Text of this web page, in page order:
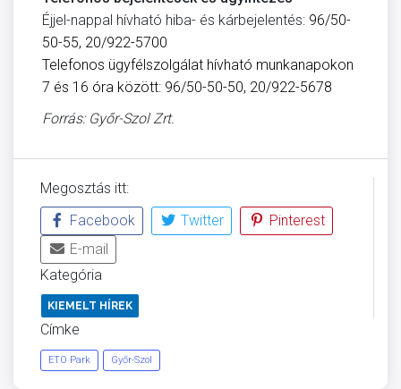
Éjjel-nappal hívható hiba- és kárbejelentés: 96/50-
50-55, 20/922-5700
Telefonos ügyfélszolgálat hívható munkanapokon
7 és 16 óra között: 96/50-50-50, 20/922-5678
Forrás: Győr-Szol Zrt.
Megosztás itt:
Facebook
Twitter
Pinterest
E-mail
Kategória
KIEMELT HÍREK
Címke
ETO Park Győr-Szol